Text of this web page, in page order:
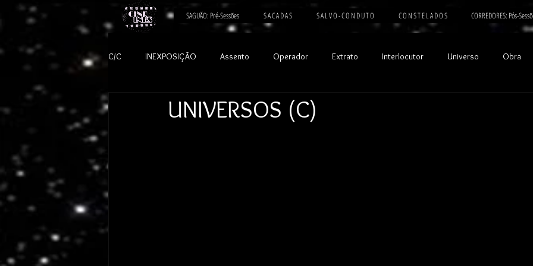
SAGUÃO: Pré-Sessões S A C A D A S S A L V O - C O N D U T O C O N S T E L A D O S CORREDORES: Pós-
C/C INEXPOSIÇÃO Assento Operador Extrato Interlocutor Universo Obra
UNIVERSOS (C)